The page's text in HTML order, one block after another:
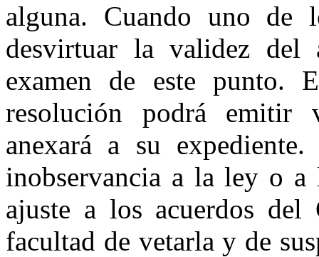
alguna. Cuando uno de
desvirtuar la validez del
examen de este punto.
resolución podrá emitir
anexará a su
inobservancia a la ley o a
ajuste a los acuerdos del
facultad de vetarla y de